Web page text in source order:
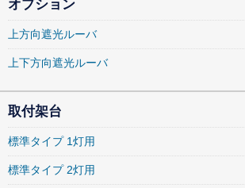
オプション
上方向遮光ルーバ
上下方向遮光ルーバ
取付架台
標準タイプ 1灯用
標準タイプ 2灯用